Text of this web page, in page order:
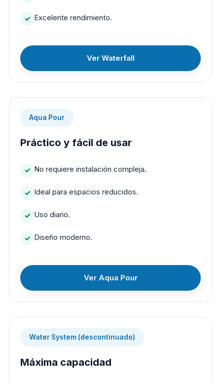
Excelente rendimiento.
Ver Waterfall
Aqua Pour
Práctico y fácil de usar
No requiere instalación compleja.
Ideal para espacios reducidos.
Uso diario.
Diseño moderno.
Ver Aqua Pour
Water System (descontinuado)
Máxima capacidad